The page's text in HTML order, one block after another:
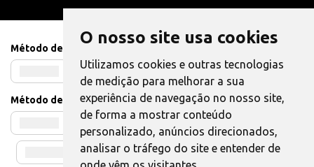
O nosso site usa cookies
Utilizamos cookies e outras tecnologias
de medição para melhorar a sua
experiência de navegação no nosso site,
de forma a mostrar conteúdo
personalizado, anúncios direcionados,
analisar o tráfego do site e entender de
Método de Pagamento
Método de Envio